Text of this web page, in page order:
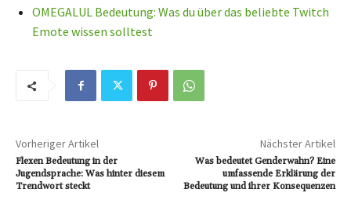
OMEGALUL Bedeutung: Was du über das beliebte Twitch
Emote wissen solltest
Vorheriger Artikel
Flexen Bedeutung in der
Jugendsprache: Was hinter diesem
Trendwort steckt
Nächster Artikel
Was bedeutet Genderwahn? Eine
umfassende Erklärung der
Bedeutung und ihrer Konsequenzen